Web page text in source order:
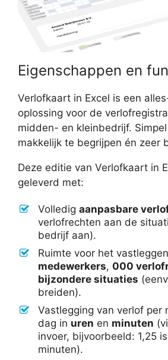
Eigenschappen en
Verlofkaart in Excel is een
oplossing voor de
midden- en kleinbedrijf.
makkelijk te begrijpen én zeer
Deze editie van Verlofkaart in
geleverd met:
Volledig aanpasbare
verlofrechten aan de
bedrijf aan).
Ruimte voor het
medewerkers, 000
bijzondere situaties
breiden).
Vastlegging van verlof per
dag in uren en minuten
invoer, bijvoorbeeld: 1,25
minuten).